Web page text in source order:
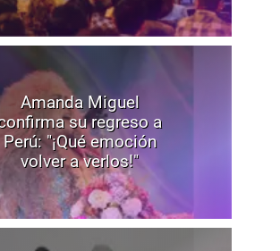
Amanda Miguel
su regreso a
Perú: "¡Qué emoción
volver a verlos!"